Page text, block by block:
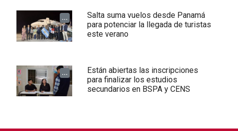
...
Salta suma vuelos desde Panamá
para potenciar la llegada de turistas
este verano
...
Están abiertas las inscripciones
para finalizar los estudios
secundarios en BSPA y CENS